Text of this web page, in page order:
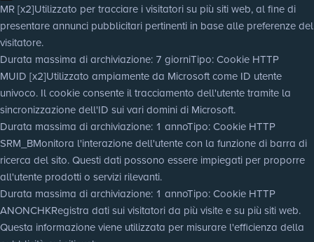
MR [x2]Utilizzato per tracciare i visitatori su più siti web, al fine di
presentare annunci pubblicitari pertinenti in base alle preferenze del
visitatore.
Durata massima di archiviazione: 7 giorniTipo: Cookie HTTP
MUID [x2]Utilizzato ampiamente da Microsoft come ID utente
univoco. Il cookie consente il tracciamento dell'utente tramite la
sincronizzazione dell'ID sui vari domini di Microsoft.
Durata massima di archiviazione: 1 annoTipo: Cookie HTTP
SRM_BMonitora l'interazione dell'utente con la funzione di barra di
ricerca del sito. Questi dati possono essere impiegati per proporre
all'utente prodotti o servizi rilevanti.
Durata massima di archiviazione: 1 annoTipo: Cookie HTTP
ANONCHKRegistra dati sui visitatori da più visite e su più siti web.
Questa informazione viene utilizzata per misurare l'efficienza della